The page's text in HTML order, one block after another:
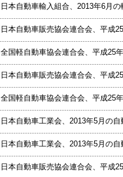
日本自動車輸入組合、2013年6月
日本自動車販売協会連合会、平成
全国軽自動車協会連合会、平成25
日本自動車販売協会連合会、平成
全国軽自動車協会連合会、平成25
日本自動車工業会、2013年5月の
日本自動車工業会、2013年5月の
日本自動車販売協会連合会、平成